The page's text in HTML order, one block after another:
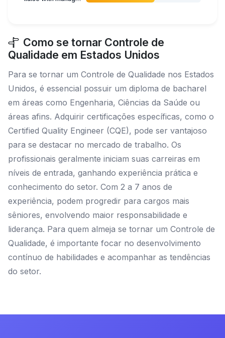
Como se tornar Controle de
Qualidade em Estados Unidos
Para se tornar um Controle de Qualidade nos Estados
Unidos, é essencial possuir um diploma de bacharel
em áreas como Engenharia, Ciências da Saúde ou
áreas afins. Adquirir certificações específicas, como o
Certified Quality Engineer (CQE), pode ser vantajoso
para se destacar no mercado de trabalho. Os
profissionais geralmente iniciam suas carreiras em
níveis de entrada, ganhando experiência prática e
conhecimento do setor. Com 2 a 7 anos de
experiência, podem progredir para cargos mais
sêniores, envolvendo maior responsabilidade e
liderança. Para quem almeja se tornar um Controle de
Qualidade, é importante focar no desenvolvimento
contínuo de habilidades e acompanhar as tendências
do setor.